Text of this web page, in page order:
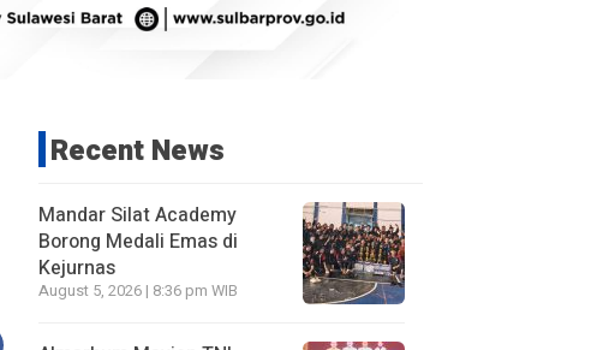
Recent News
Mandar Silat Academy
Borong Medali Emas di
Kejurnas
August 5, 2026 | 8:36 pm WIB